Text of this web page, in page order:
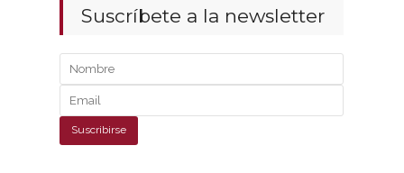
Suscríbete a la newsletter